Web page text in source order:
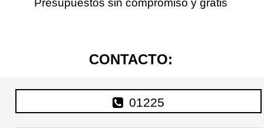
Presupuestos sin compromiso y gratis
CONTACTO:
01225